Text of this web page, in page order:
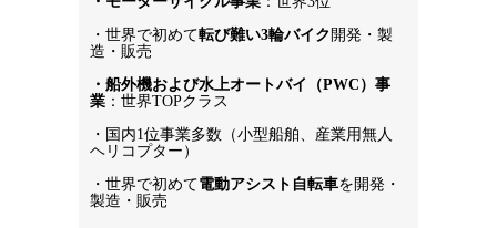
・世界で初めて転び難い3輪バイク 開発・製
造・販売
・船外機および水上オートバイ（PWC）事
業：世界TOPクラス
・国内1位事業多数（小型船舶、産業用無人
ヘリコプター）
・世界で初めて電動アシスト自転車を開発・
製造・販売